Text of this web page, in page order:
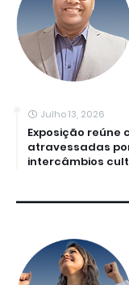
Julho 13, 2026
Exposição
atravessadas
intercâmbios